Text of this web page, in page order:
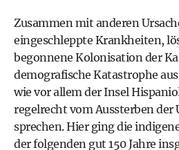
Zusammen mit anderen
eingeschleppte Krankheiten,
begonnene Kolonisation der
demografische Katastrophe
wie vor allem der Insel
regelrecht vom Aussterben der
sprechen. Hier ging die
der folgenden gut 150 Jahre